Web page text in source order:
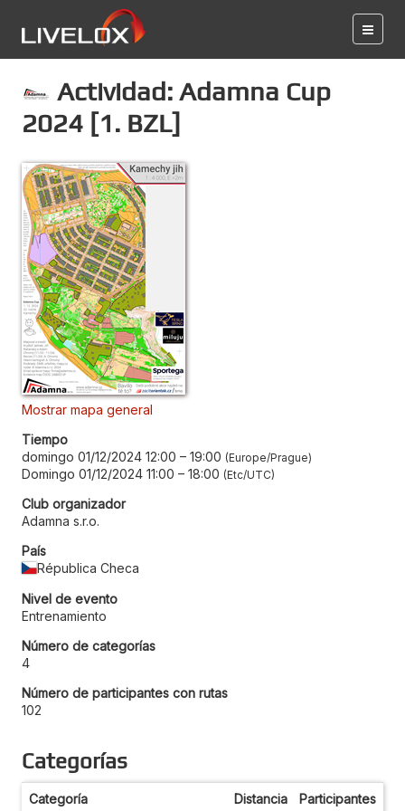
Actividad: Adamna Cup
2024 [1. BZL]
Mostrar mapa general
Tiempo
domingo 01/12/2024 12:00 – 19:00 Europe/Prague
Domingo 01/12/2024 11:00 – 18:00 Etc/UTC
Club organizador
Adamna s.r.o.
País
Républica Checa
Nivel de evento
Entrenamiento
Número de categorías
4
Número de participantes con rutas
102
Categorías
Categoría Distancia Participantes